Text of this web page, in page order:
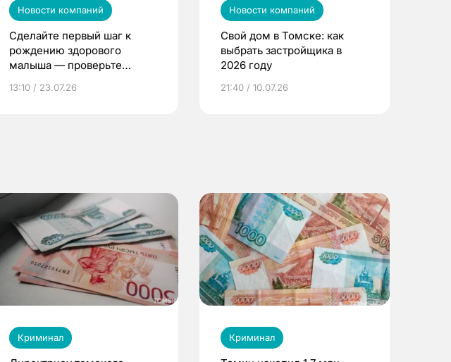
Новости компаний
Сделайте первый шаг к
рождению здорового
малыша — проверьте
по ОМС!
13:10 / 23.07.26
Новости компаний
Свой дом в Томске: как
выбрать застройщика в
2026 году
21:40 / 10.07.26
Криминал Криминал